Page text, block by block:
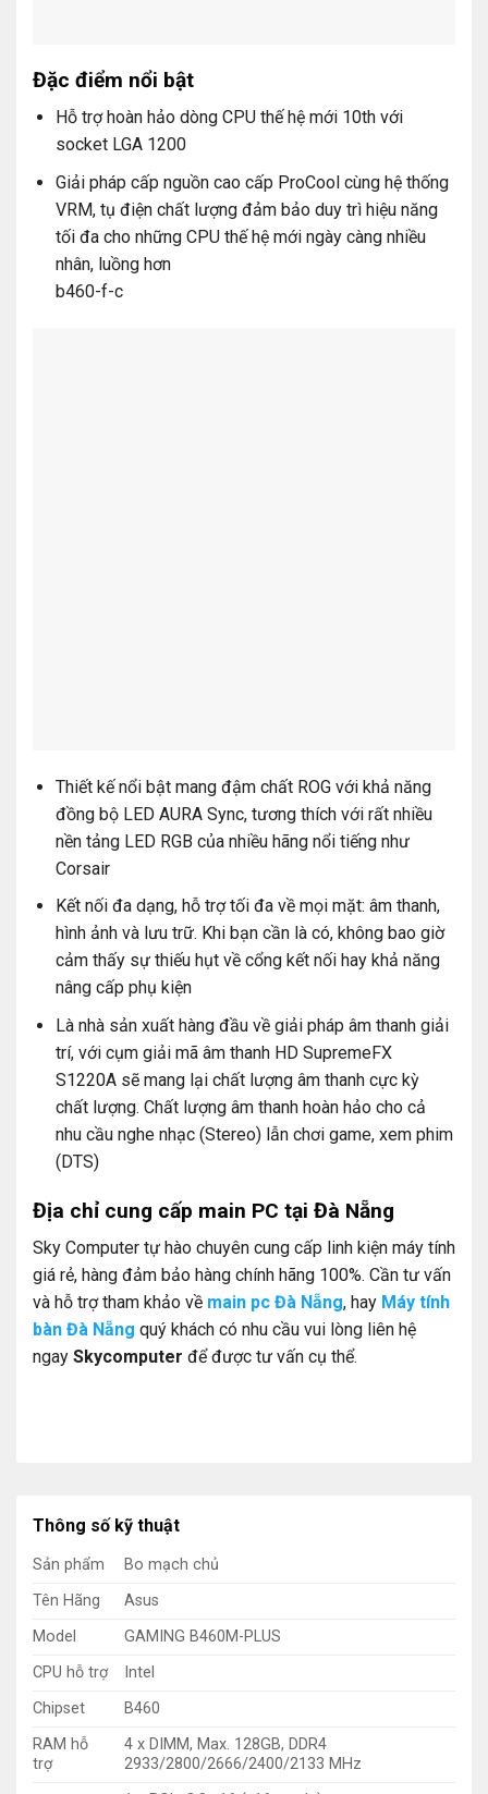
Đặc điểm nổi bật
Hỗ trợ hoàn hảo dòng CPU thế hệ mới 10th với
socket LGA 1200
Giải pháp cấp nguồn cao cấp ProCool cùng hệ thống
VRM, tụ điện chất lượng đảm bảo duy trì hiệu năng
tối đa cho những CPU thế hệ mới ngày càng nhiều
nhân, luồng hơn
b460-f-c
Thiết kế nổi bật mang đậm chất ROG với khả năng
đồng bộ LED AURA Sync, tương thích với rất nhiều
nền tảng LED RGB của nhiều hãng nổi tiếng như
Corsair
Kết nối đa dạng, hỗ trợ tối đa về mọi mặt: âm thanh,
hình ảnh và lưu trữ. Khi bạn cần là có, không bao giờ
cảm thấy sự thiếu hụt về cổng kết nối hay khả năng
nâng cấp phụ kiện
Là nhà sản xuất hàng đầu về giải pháp âm thanh giải
trí, với cụm giải mã âm thanh HD SupremeFX
S1220A sẽ mang lại chất lượng âm thanh cực kỳ
chất lượng. Chất lượng âm thanh hoàn hảo cho cả
nhu cầu nghe nhạc (Stereo) lẫn chơi game, xem phim
(DTS)
Địa chỉ cung cấp main PC tại Đà Nẵng
Sky Computer tự hào chuyên cung cấp linh kiện máy tính
giá rẻ, hàng đảm bảo hàng chính hãng 100%. Cần tư vấn
và hỗ trợ tham khảo về main pc Đà Nẵng, hay Máy tính
bàn Đà Nẵng quý khách có nhu cầu vui lòng liên hệ
ngay Skycomputer để được tư vấn cụ thể.
Thông số kỹ thuật
Sản phẩm
Bo mạch chủ
Tên Hãng
Asus
Model
GAMING B460M-PLUS
CPU hỗ trợ
Intel
Chipset
B460
RAM hỗ
trợ
4 x DIMM, Max. 128GB, DDR4
2933/2800/2666/2400/2133 MHz